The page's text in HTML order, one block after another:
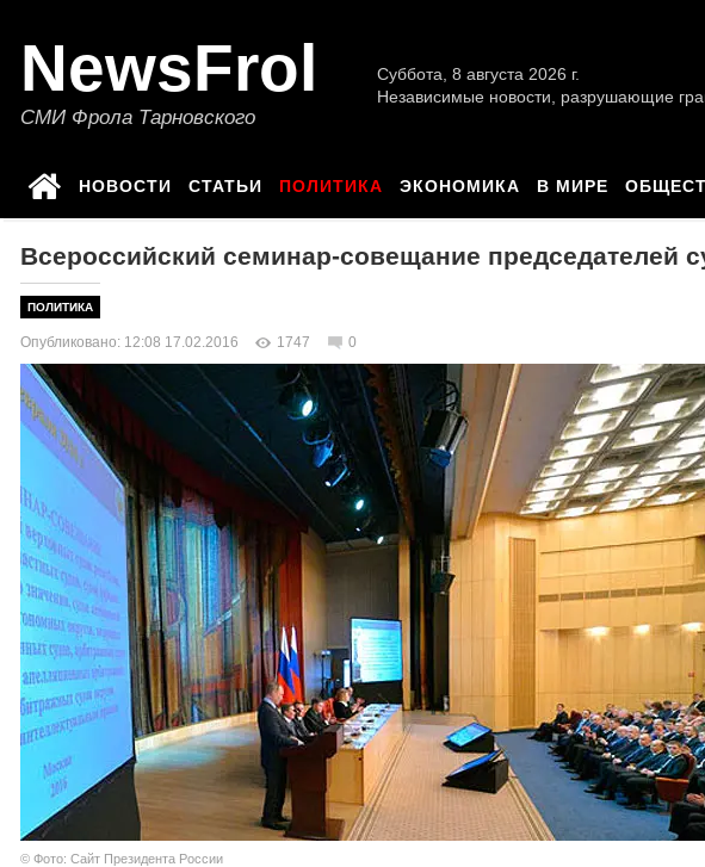
NewsFrol
СМИ Фрола Тарновского
Суббота, 8 августа 2026 г.
Независимые новости, разрушающие
НОВОСТИ СТАТЬИ ПОЛИТИКА ЭКОНОМИКА В МИРЕ
Всероссийский семинар-совещание председателей
ПОЛИТИКА
Опубликовано: 12:08 17.02.2016 1747 0
© Фото: Сайт Президента России